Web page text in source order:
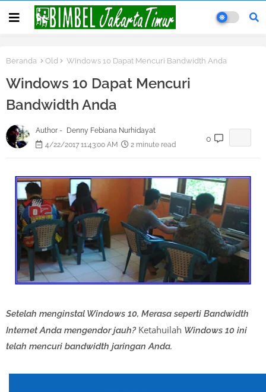
Beranda Old Windows 10 Dapat Mencuri Bandwidth Anda
Windows 10 Dapat Mencuri
Bandwidth Anda
Author -
Denny Febiana Nurhidayat
4/22/2017 11:43:00 AM
2 minute read
0
Setelah menginstal Windows 10, Merasa seperti Bandwidth
Internet Anda mengendor jauh? Ketahuilah Windows 10 ini
telah mencuri bandwidth jaringan Anda.